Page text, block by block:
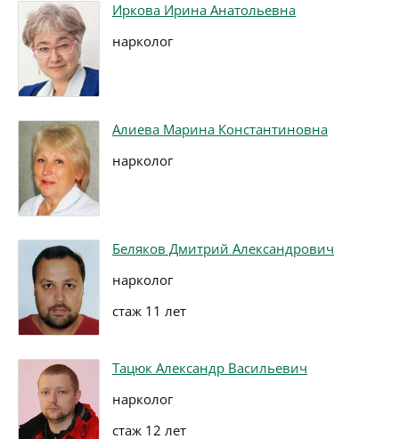
Иркова Ирина Анатольевна
нарколог
Алиева Марина Константиновна
нарколог
Беляков Дмитрий Александрович
нарколог
стаж 11 лет
Тацюк Александр Васильевич
нарколог
стаж 12 лет